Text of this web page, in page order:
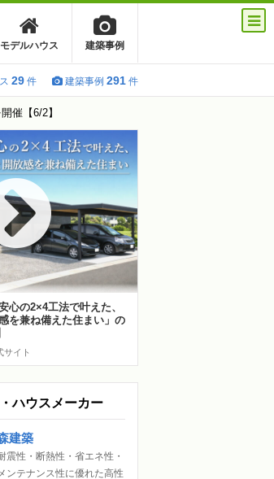
モデルハウス 建築事例
29 件 建築事例 291 件
催【6/2】
心の2×4工法で叶えた、
を兼ね備えた住まい」の
サイト
ハウスメーカー
建築
震性・断熱性・省エネ性・
ンテナンス性に優れた高性